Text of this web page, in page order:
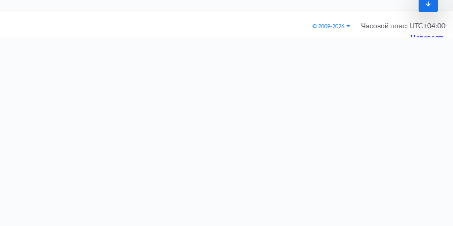
© 2009-2026 Часовой пояс: UTC+04:00